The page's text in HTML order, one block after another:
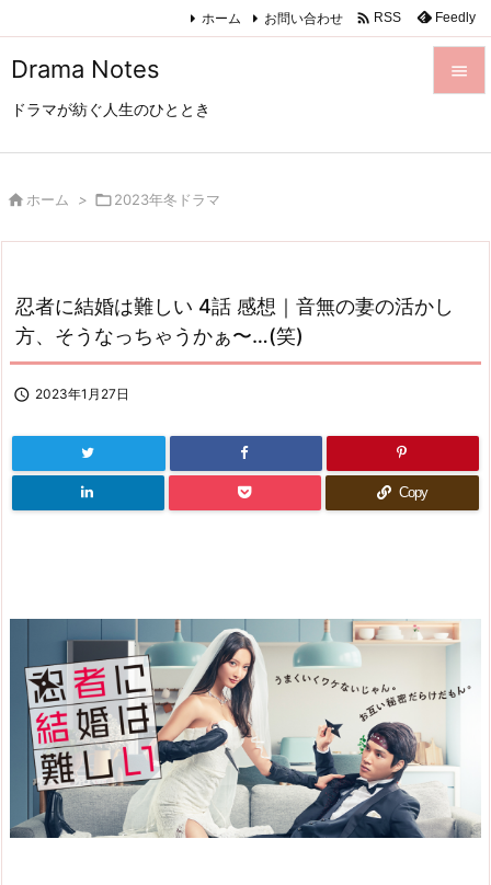
Drama Notes
ドラマが紡ぐ人生のひととき

次へ
検索
ホーム お問い合わせ  RSS Feedly
 ホーム > 2023年冬ドラマ
忍者に結婚は難しい 4話 感想｜音無の妻の活かし
方、そうなっちゃうかぁ〜…(笑)
 2023年1月27日
Copy